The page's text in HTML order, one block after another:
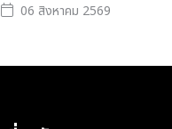
06 สิงหาคม 2569